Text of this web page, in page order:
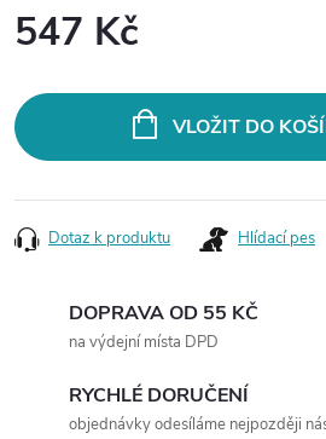
547 Kč
VLOŽIT DO
Dotaz k produktu Hlídací pes
DOPRAVA OD 55 KČ
na výdejní místa DPD
RYCHLÉ DORUČENÍ
objednávky odesíláme nejpozději